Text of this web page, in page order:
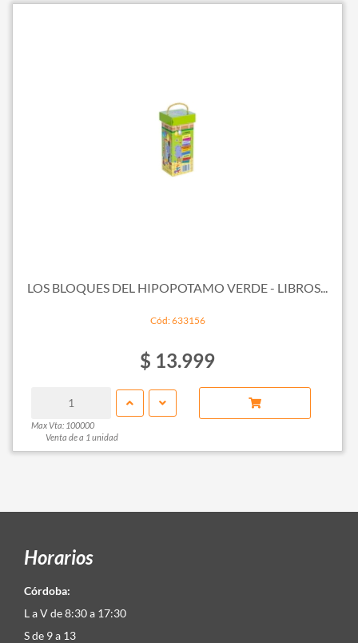
LOS BLOQUES DEL HIPOPOTAMO VERDE - LIBROS...
Cód: 633156
$ 13.999
Max Vta: 100000
Venta de a 1 unidad
Horarios
Córdoba:
L a V de 8:30 a 17:30
S de 9 a 13